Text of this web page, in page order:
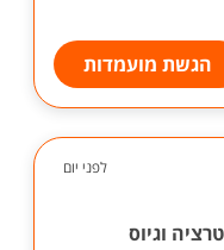
הגשת מועמדות
לפני יום
וגיוס